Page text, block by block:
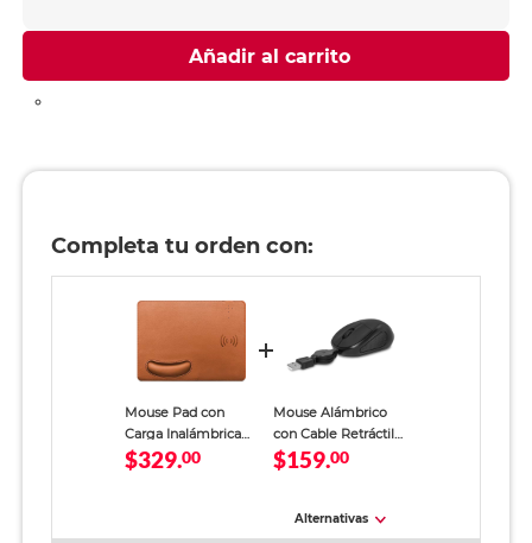
Añadir al carrito
Completa tu orden con:
Mouse Pad con
Carga Inalámbrica
Spectra
$329.00
Mouse Alámbrico
con Cable Retráctil
Spectra SK-RF1955 /
$159.00
Alternativas